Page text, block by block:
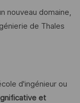
nouveau domaine,
de Thales
d'ingénieur ou
et